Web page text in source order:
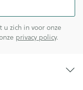
zich in voor onze
privacy policy.